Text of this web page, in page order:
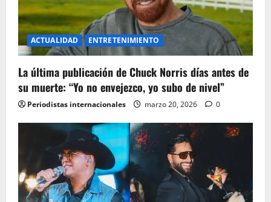
ACTUALIDAD ENTRETENIMIENTO
La última publicación de Chuck Norris días antes de
su muerte: “Yo no envejezco, yo subo de nivel”
Periodistas internacionales marzo 20, 2026 0